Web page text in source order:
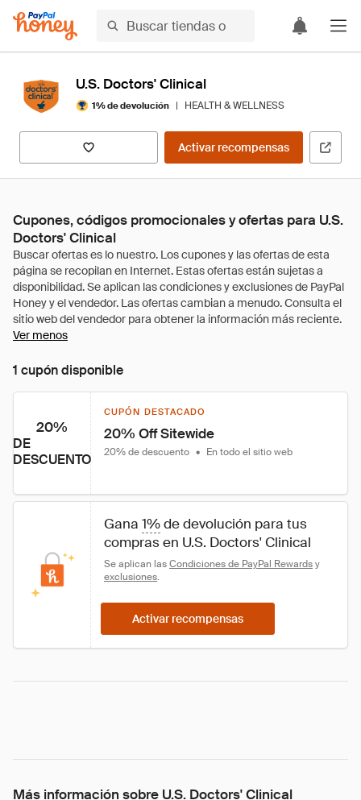
U.S. Doctors' Clinical
1% de devolución | HEALTH & WELLNESS
Activar recompensas
Cupones, códigos promocionales y ofertas para U.S.
Doctors' Clinical
Ver menos
1 cupón disponible
20%
DE
DESCUENTO
CUPÓN DESTACADO
20% Off Sitewide
20% de descuento • En todo el sitio web
Gana 1% de devolución para tus
compras en U.S. Doctors' Clinical
Se aplican las Condiciones de PayPal Rewards y
exclusiones.
Activar recompensas
Más información sobre U.S. Doctors' Clinical